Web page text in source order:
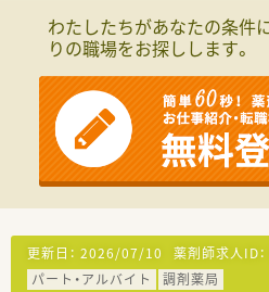
■一人の患者様とじっくり向き
い信頼関係を築いていきたいと
■残業がほぼない環境を求めて
ながら無理なくキャリアを積ん
■大手チェーンにはない裁量権
がら会社の成長過程を一緒に
ます。
【法人特徴について】
■気軽に相談できる身近な街の
続けており、代表取締役も薬剤
場の意見が反映されやすい和や
■積極的に最新の機材や調剤シ
く薬剤師が効率よく安全に働け
わたしたちがあなたの条件
りの職場をお探しします。
更新日： 2026/07/10 薬剤師求人ID：
パート・アルバイト
調剤薬局